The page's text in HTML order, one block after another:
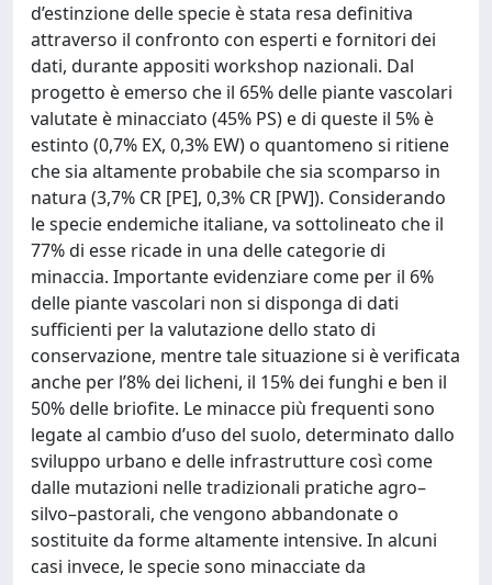
d’estinzione delle specie è stata resa definitiva
attraverso il confronto con esperti e fornitori dei
dati, durante appositi workshop nazionali. Dal
progetto è emerso che il 65% delle piante vascolari
valutate è minacciato (45% PS) e di queste il 5% è
estinto (0,7% EX, 0,3% EW) o quantomeno si ritiene
che sia altamente probabile che sia scomparso in
natura (3,7% CR [PE], 0,3% CR [PW]). Considerando
le specie endemiche italiane, va sottolineato che il
77% di esse ricade in una delle categorie di
minaccia. Importante evidenziare come per il 6%
delle piante vascolari non si disponga di dati
sufficienti per la valutazione dello stato di
conservazione, mentre tale situazione si è verificata
anche per l’8% dei licheni, il 15% dei funghi e ben il
50% delle briofite. Le minacce più frequenti sono
legate al cambio d’uso del suolo, determinato dallo
sviluppo urbano e delle infrastrutture così come
dalle mutazioni nelle tradizionali pratiche agro–
silvo–pastorali, che vengono abbandonate o
sostituite da forme altamente intensive. In alcuni
casi invece, le specie sono minacciate da